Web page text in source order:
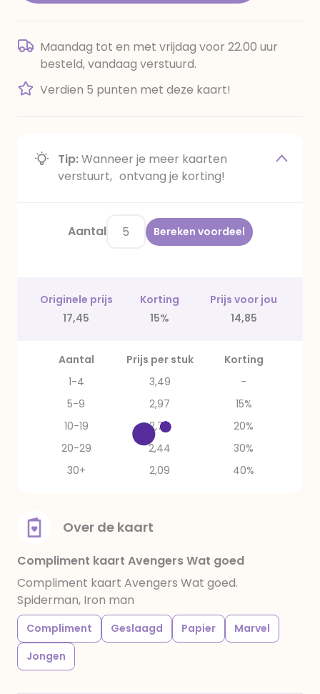
Maandag tot en met vrijdag voor 22.00 uur
besteld, vandaag verstuurd.
Verdien 5 punten met deze kaart!
Tip:Wanneer je meer kaarten
verstuurt, ontvang je korting!
Aantal Bereken voordeel
Originele prijs Korting
Prijs voor jou
17,45
15% 14,85
Aantal Prijs per stuk
Korting
1-4
3,49
-
5-9
2,97
15%
10-19
2,79
20%
20-29
2,44
30%
30+
2,09 40%
Over de kaart
Compliment kaart Avengers Wat goed
Compliment kaart Avengers Wat goed.
Spiderman, Iron man
Compliment Geslaagd Papier
Marvel
Jongen